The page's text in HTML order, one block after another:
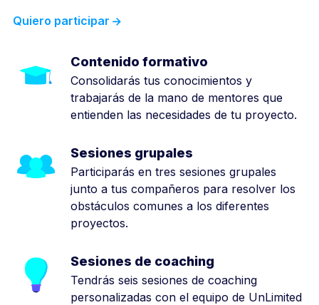
Quiero participar
Contenido formativo
Consolidarás tus conocimientos y
trabajarás de la mano de mentores que
entienden las necesidades de tu proyecto.
Sesiones grupales
Participarás en tres sesiones grupales
junto a tus compañeros para resolver los
obstáculos comunes a los diferentes
proyectos.
Sesiones de coaching
Tendrás seis sesiones de coaching
personalizadas con el equipo de UnLimited